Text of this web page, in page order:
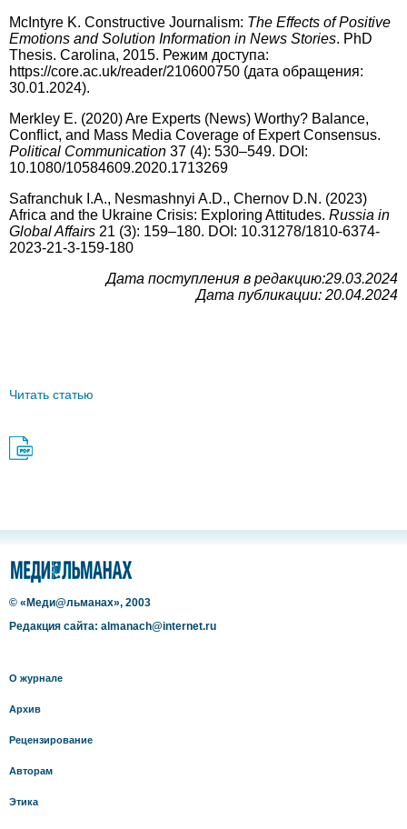
McIntyre K. Constructive Journalism: The Effects of Positive
Emotions and Solution Information in News Stories. PhD
Thesis. Carolina, 2015. Режим доступа:
https://core.ac.uk/reader/210600750 (дата обращения:
30.01.2024).
Merkley E. (2020) Are Experts (News) Worthy? Balance,
Conflict, and Mass Media Coverage of Expert Consensus.
Political Communication 37 (4): 530–549. DOI:
10.1080/10584609.2020.1713269
Safranchuk I.A., Nesmashnyi A.D., Chernov D.N. (2023)
Africa and the Ukraine Crisis: Exploring Attitudes. Russia in
Global Affairs 21 (3): 159–180. DOI: 10.31278/1810-6374-
2023-21-3-159-180
Дата поступления в редакцию:29.03.2024
Дата публикации: 20.04.2024
Читать статью
© «Меди@льманах», 2003
Редакция сайта: almanach@internet.ru
О журнале
Архив
Рецензирование
Авторам
Этика